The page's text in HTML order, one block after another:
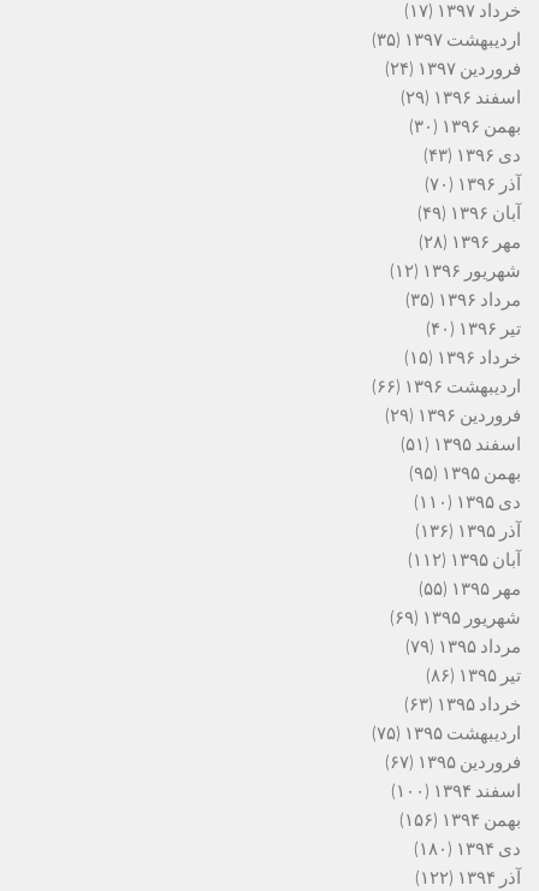
خرداد ۱۳۹۷
(۱۷)
اردیبهشت ۱۳۹۷
(۳۵)
فروردین ۱۳۹۷
(۲۴)
اسفند ۱۳۹۶
(۲۹)
بهمن ۱۳۹۶
(۳۰)
دی ۱۳۹۶
(۴۳)
آذر ۱۳۹۶
(۷۰)
آبان ۱۳۹۶
(۴۹)
مهر ۱۳۹۶
(۲۸)
شهریور ۱۳۹۶
(۱۲)
مرداد ۱۳۹۶
(۳۵)
تیر ۱۳۹۶
(۴۰)
خرداد ۱۳۹۶
(۱۵)
اردیبهشت ۱۳۹۶
(۶۶)
فروردین ۱۳۹۶
(۲۹)
اسفند ۱۳۹۵
(۵۱)
بهمن ۱۳۹۵
(۹۵)
دی ۱۳۹۵
(۱۱۰)
آذر ۱۳۹۵
(۱۳۶)
آبان ۱۳۹۵
(۱۱۲)
مهر ۱۳۹۵
(۵۵)
شهریور ۱۳۹۵
(۶۹)
مرداد ۱۳۹۵
(۷۹)
تیر ۱۳۹۵
(۸۶)
خرداد ۱۳۹۵
(۶۳)
اردیبهشت ۱۳۹۵
(۷۵)
فروردین ۱۳۹۵
(۶۷)
اسفند ۱۳۹۴
(۱۰۰)
بهمن ۱۳۹۴
(۱۵۶)
دی ۱۳۹۴
(۱۸۰)
آذر ۱۳۹۴
(۱۲۲)